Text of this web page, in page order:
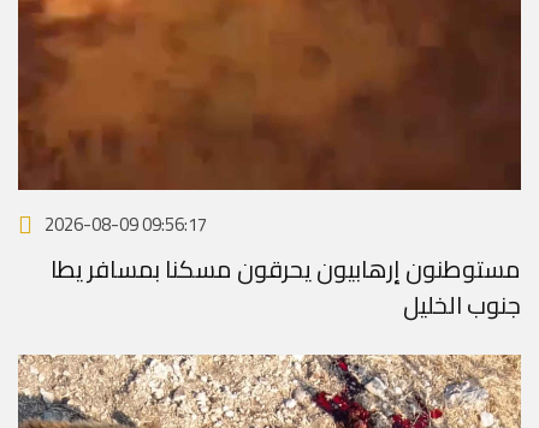
2026-08-09 09:56:17
مستوطنون إرهابيون يحرقون مسكنا بمسافر يطا
جنوب الخليل